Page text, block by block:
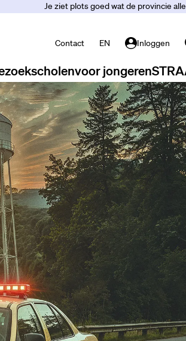
Je ziet plots goed wat de provincie
Contact EN Inloggen
scholenvoor jongeren